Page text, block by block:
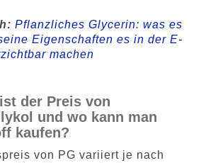
Pflanzliches Glycerin: was es
Eigenschaften es in der E-
machen
der Preis von
und wo kann man
kaufen?
von PG variiert je nach